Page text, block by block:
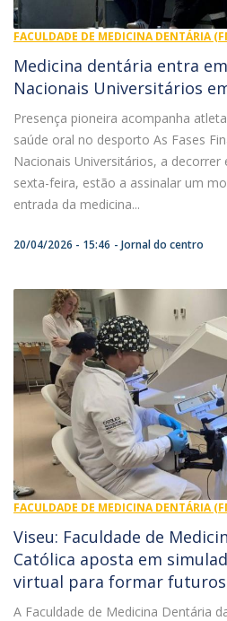
FACULDADE DE MEDICINA DENTÁRIA
Medicina dentária entra
Nacionais Universitários
Presença pioneira acompanha
saúde oral no desporto As Fases
Nacionais Universitários, a decorrer
sexta-feira, estão a assinalar um
entrada da medicina...
20/04/2026 - 15:46 Jornal do centro
FACULDADE DE MEDICINA DENTÁRIA
Viseu: Faculdade de
Católica aposta em
virtual para formar
A Faculdade de Medicina Dentária